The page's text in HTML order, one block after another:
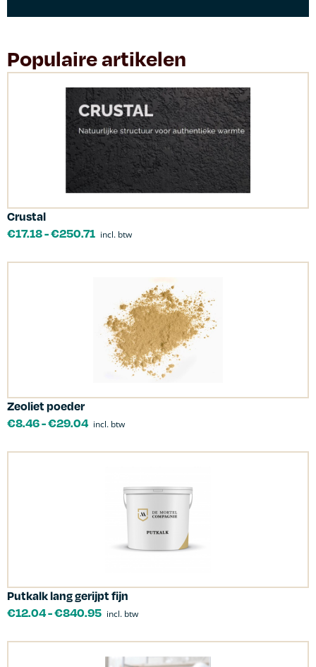
Populaire artikelen
Crustal
€17.18-€250.71 incl. btw
Zeoliet poeder
€8.46-€29.04 incl. btw
Putkalk lang gerijpt fijn
€12.04-€840.95 incl. btw